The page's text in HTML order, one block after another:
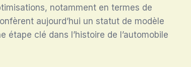
notamment en termes de
aujourd’hui un statut de modèle
étape clé dans l’histoire de l’automobile